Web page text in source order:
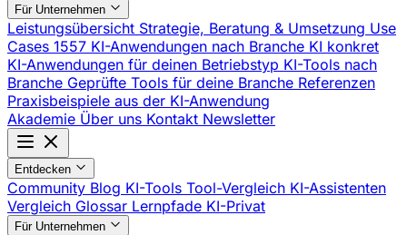
Für Unternehmen
Leistungsübersicht Strategie, Beratung & Umsetzung Use
Cases 1557 KI-Anwendungen nach Branche KI konkret
KI-Anwendungen für deinen Betriebstyp KI-Tools nach
Branche Geprüfte Tools für deine Branche Referenzen
Praxisbeispiele aus der KI-Anwendung
Akademie Über uns Kontakt Newsletter
Entdecken
Community Blog KI-Tools Tool-Vergleich KI-Assistenten
Vergleich Glossar Lernpfade KI-Privat
Für Unternehmen